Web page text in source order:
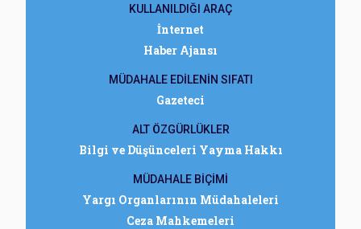
KULLANILDIĞI ARAÇ
İnternet
Haber Ajansı
MÜDAHALE EDİLENİN SIFATI
Gazeteci
ALT ÖZGÜRLÜKLER
Bilgi ve Düşünceleri Yayma Hakkı
MÜDAHALE BİÇİMİ
Yargı Organlarının Müdahaleleri
Ceza Mahkemeleri